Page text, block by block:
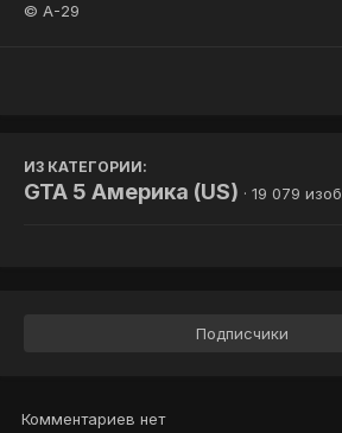
© A-29
ИЗ КАТЕГОРИИ:
GTA 5 Америка (US) · 19 079
Подписчики
Комментариев нет